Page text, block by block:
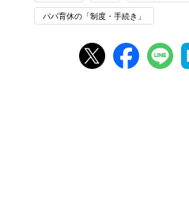
パパ育休の「制度・手続き」